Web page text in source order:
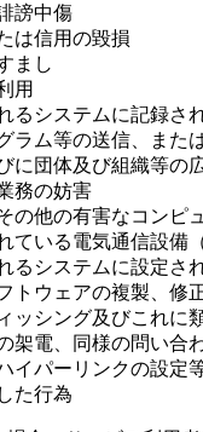
謗中傷
は信用の毀損
まし
用
るシステムに記録さ
ラム等の送信、ま
に団体及び組織等の
務の妨害
の他の有害なコンピ
ている電気通信設
るシステムに設定
トウェアの複製、
ッシング及びこれ
架電、同様の問い
イパーリンクの設
た行為